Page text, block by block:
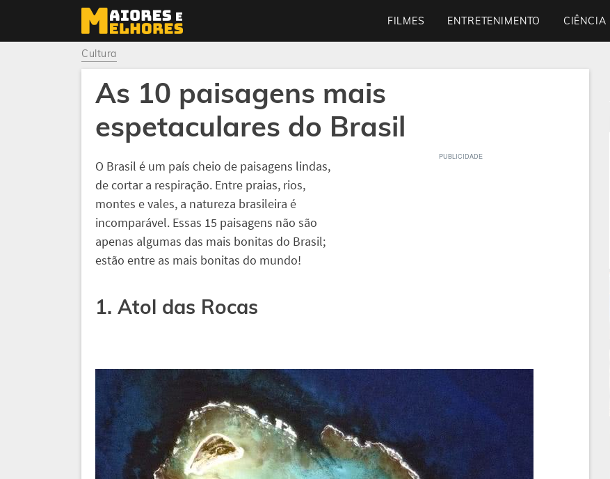
FILMES ENTRETENIMENTO CIÊNCIA
Cultura
As 10 paisagens mais
espetaculares do Brasil
O Brasil é um país cheio de paisagens lindas,
de cortar a respiração. Entre praias, rios,
montes e vales, a natureza brasileira é
incomparável. Essas 15 paisagens não são
apenas algumas das mais bonitas do Brasil;
estão entre as mais bonitas do mundo!
1. Atol das Rocas